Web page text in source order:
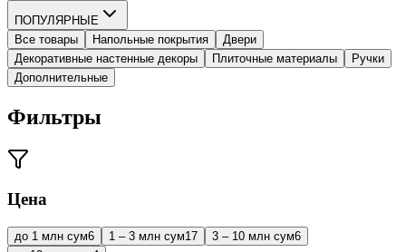
ПОПУЛЯРНЫЕ
Все товары
Напольные покрытия
Двери
Декоративные настенные декоры
Плиточные материалы
Ручки
Дополнительные
Фильтры
Цена
до 1 млн сум6 1 – 3 млн сум17 3 – 10 млн сум6